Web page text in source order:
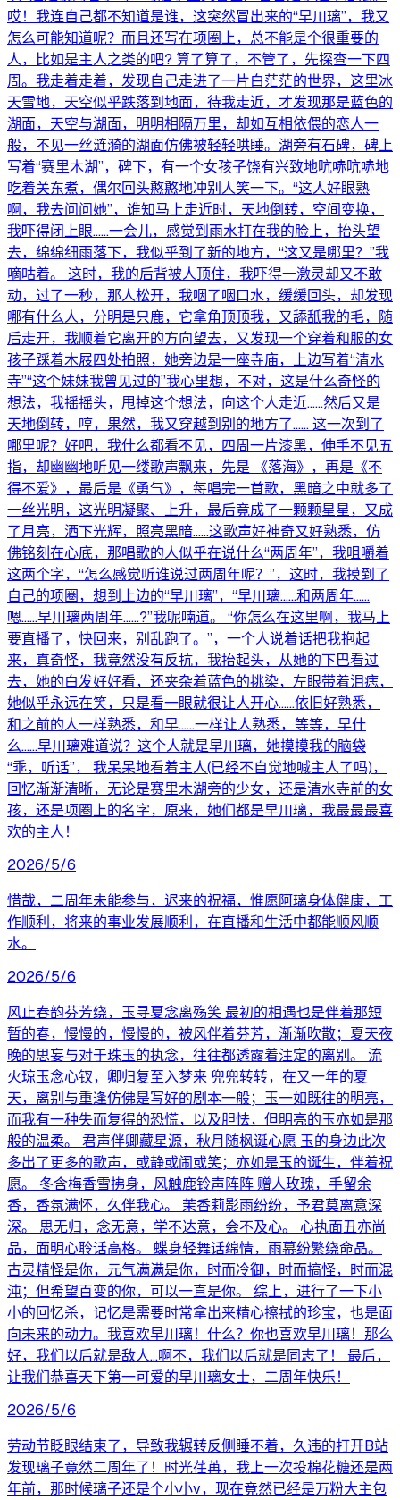
哎！我连自己都不知道是谁，这突然冒出来的“早川璃”，我又
怎么可能知道呢？而且还写在项圈上，总不能是个很重要的
人，比如是主人之类的吧? 算了算了，不管了，先探查一下四
周。我走着走着，发现自己走进了一片白茫茫的世界，这里冰
天雪地，天空似乎跌落到地面，待我走近，才发现那是蓝色的
湖面，天空与湖面，明明相隔万里，却如互相依偎的恋人一
般，不见一丝涟漪的湖面仿佛被轻轻哄睡。湖旁有石碑，碑上
写着“赛里木湖”，碑下，有一个女孩子饶有兴致地吭哧吭哧地
吃着关东煮，偶尔回头憨憨地冲别人笑一下。“这人好眼熟
啊，我去问问她”，谁知马上走近时，天地倒转，空间变换，
我吓得闭上眼……一会儿，感觉到雨水打在我的脸上，抬头望
去，绵绵细雨落下，我似乎到了新的地方，“这又是哪里？”我
嘀咕着。 这时，我的后背被人顶住，我吓得一激灵却又不敢
动，过了一秒，那人松开，我咽了咽口水，缓缓回头，却发现
哪有什么人，分明是只鹿，它拿角顶顶我，又舔舐我的毛，随
后走开，我顺着它离开的方向望去，又发现一个穿着和服的女
孩子踩着木屐四处拍照，她旁边是一座寺庙，上边写着“清水
寺”“这个妹妹我曾见过的”我心里想，不对，这是什么奇怪的
想法，我摇摇头，甩掉这个想法，向这个人走近……然后又是
天地倒转，哼，果然，我又穿越到别的地方了…… 这一次到了
哪里呢？好吧，我什么都看不见，四周一片漆黑，伸手不见五
指，却幽幽地听见一缕歌声飘来，先是 《落海》，再是《不
得不爱》，最后是《勇气》，每唱完一首歌，黑暗之中就多了
一丝光明，这光明凝聚、上升，最后竟成了一颗颗星星，又成
了月亮，洒下光辉，照亮黑暗……这歌声好神奇又好熟悉，仿
佛铭刻在心底，那唱歌的人似乎在说什么“两周年”，我咀嚼着
这两个字，“怎么感觉听谁说过两周年呢？”，这时，我摸到了
自己的项圈，想到上边的“早川璃”，“早川璃……和两周年……
嗯……早川璃两周年……?”我呢喃道。 “你怎么在这里啊，我马上
要直播了，快回来，别乱跑了。”，一个人说着话把我抱起
来，真奇怪，我竟然没有反抗，我抬起头，从她的下巴看过
去，她的白发好好看，还夹杂着蓝色的挑染，左眼带着泪痣，
她似乎永远在笑，只是看一眼就很让人开心……依旧好熟悉，
和之前的人一样熟悉，和早……一样让人熟悉，等等，早什
么……早川璃难道说？这个人就是早川璃，她摸摸我的脑袋
“乖，听话”， 我呆呆地看着主人(已经不自觉地喊主人了吗)，
回忆渐渐清晰，无论是赛里木湖旁的少女，还是清水寺前的女
孩，还是项圈上的名字，原来，她们都是早川璃，我最最最喜
欢的主人！
2026/5/6
惜哉，二周年未能参与，迟来的祝福，惟愿阿璃身体健康，工
作顺利，将来的事业发展顺利，在直播和生活中都能顺风顺
水。
2026/5/6
风止春韵芬芳绕，玉寻夏念离殇笑 最初的相遇也是伴着那短
暂的春，慢慢的，慢慢的，被风伴着芬芳，渐渐吹散；夏天夜
晚的思妄与对于珠玉的执念，往往都透露着注定的离别。 流
火琼玉念心钗，卿归复至入梦来 兜兜转转，在又一年的夏
天，离别与重逢仿佛是写好的剧本一般；玉一如既往的明亮，
而我有一种失而复得的恐慌，以及胆怯，但明亮的玉亦如是那
般的温柔。 君声伴卿藏星源，秋月随枫诞心愿 玉的身边此次
多出了更多的歌声，或静或闹或笑；亦如是玉的诞生，伴着祝
愿。 冬含梅香雪拂身，风触鹿铃声阵阵 赠人玫瑰，手留余
香，香氛满怀，久伴我心。 茉香莉影雨纷纷，予君莫离意深
深。 思无归，念无意，学不达意，会不及心。 心执面丑亦尚
品，面明心聆话高格。 蝶身轻舞话绵情，雨幕纷繁绕命晶。
古灵精怪是你，元气满满是你，时而冷御，时而搞怪，时而混
沌；但希望百变的你，可以一直是你。 综上，进行了一下小
小的回忆杀，记忆是需要时常拿出来精心擦拭的珍宝，也是面
向未来的动力。我喜欢早川璃！什么？你也喜欢早川璃！那么
好，我们以后就是敌人...啊不，我们以后就是同志了！ 最后，
让我们恭喜天下第一可爱的早川璃女士，二周年快乐！
2026/5/6
劳动节眨眼结束了，导致我辗转反侧睡不着，久违的打开B站
发现璃子竟然二周年了！时光荏苒，我上一次投棉花糖还是两
年前，那时候璃子还是个小小v，现在竟然已经是万粉大主包